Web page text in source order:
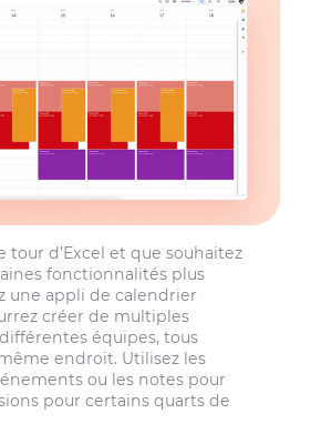
tour d’Excel et que souhaitez
fonctionnalités plus
une appli de calendrier
créer de multiples
équipes, tous
endroit. Utilisez les
ou les notes pour
pour certains quarts de